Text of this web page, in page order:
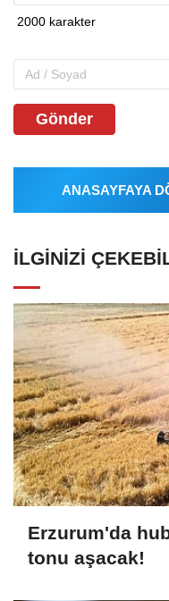
Gönder
ANASAYFAYA
İLGINIZI
Erzurum'da
tonu aşacak!